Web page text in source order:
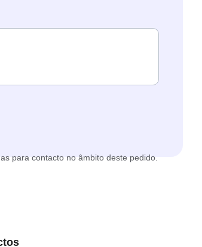
para contacto no âmbito deste pedido.